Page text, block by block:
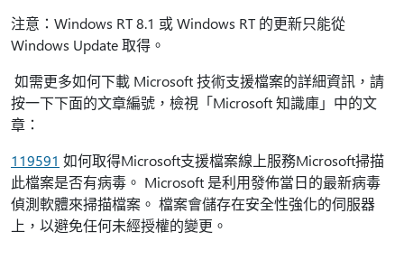
注意：Windows RT 8.1 或 Windows RT 的更新只能從
Windows Update 取得。
如需更多如何下載 Microsoft 技術支援檔案的詳細資訊，請
按一下下面的文章編號，檢視「Microsoft 知識庫」中的文
章：
119591 如何取得Microsoft支援檔案線上服務Microsoft掃描
此檔案是否有病毒。 Microsoft 是利用發佈當日的最新病毒
偵測軟體來掃描檔案。 檔案會儲存在安全性強化的伺服器
上，以避免任何未經授權的變更。